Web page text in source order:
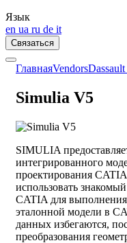
Язык
en ua ru de it
Связаться
ГлавнаяVendorsDassault
Simulia V5
SIMULIA
интегрированного
проектирования
использовать
CATIA для выполнения
эталонной модели в
данных избегаются,
преобразования